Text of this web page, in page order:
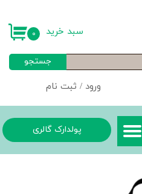
ورود / ثبت نام
جستجو
۰ سبد خرید
پولدارک گالری